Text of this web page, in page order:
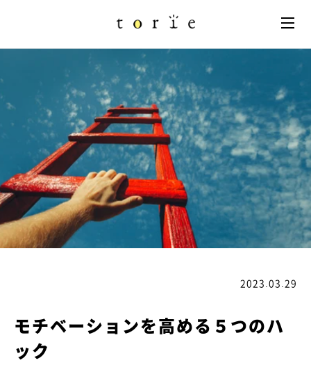
モチベーションを高める５つのハ
ック
2023.03.29